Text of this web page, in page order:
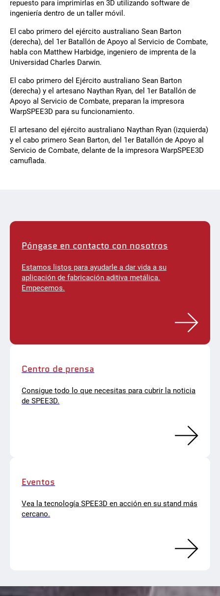
repuesto para imprimirlas en 3D utilizando software de
ingeniería dentro de un taller móvil.
El cabo primero del ejército australiano Sean Barton
(derecha), del 1er Batallón de Apoyo al Servicio de Combate,
habla con Matthew Harbidge, ingeniero de imprenta de la
Universidad Charles Darwin.
El cabo primero del Ejército australiano Sean Barton
(derecha) y el artesano Naythan Ryan, del 1er Batallón de
Apoyo al Servicio de Combate, preparan la impresora
WarpSPEE3D para su funcionamiento.
El artesano del ejército australiano Naythan Ryan (izquierda)
y el cabo primero Sean Barton, del 1er Batallón de Apoyo al
Servicio de Combate, delante de la impresora WarpSPEE3D
camuflada.
Póngase en contacto con nosotros
Estamos listos para ayudarle a dar vida a su
aplicación de fabricación aditiva metálica.
Empecemos.
Centro de prensa
Consigue todo lo que necesitas para cubrir la noticia
de SPEE3D.
Eventos
Vea la tecnología SPEE3D en acción en su stand más
cercano.